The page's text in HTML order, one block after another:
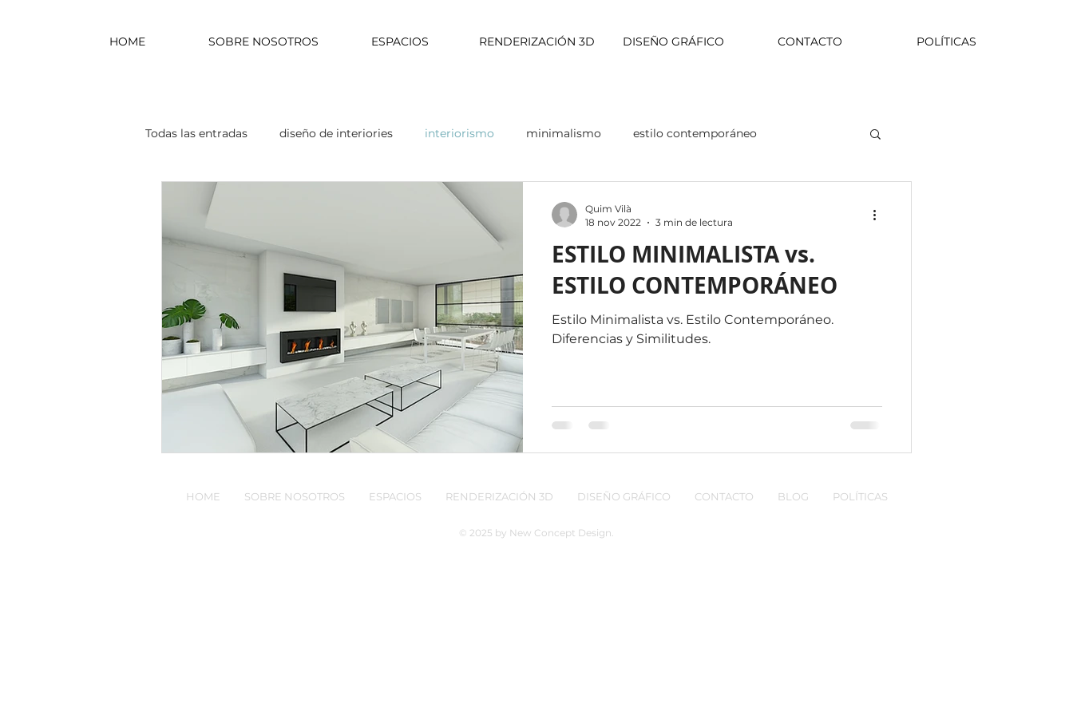
HOME SOBRE NOSOTROS ESPACIOS RENDERIZACIÓN 3D DISEÑO GRÁFICO CONTACTO POLÍTICAS
Todas las entradas diseño de interiories interiorismo minimalismo estilo contemporáneo
ESTILO MINIMALISTA vs.
ESTILO CONTEMPORÁNEO
Estilo Minimalista vs. Estilo Contemporáneo.
Diferencias y Similitudes.
Quim Vilà
18 nov 2022
3 min de lectura
HOME SOBRE NOSOTROS ESPACIOS RENDERIZACIÓN 3D DISEÑO GRÁFICO CONTACTO BLOG POLÍTICAS
© 2025 by New Concept Design.